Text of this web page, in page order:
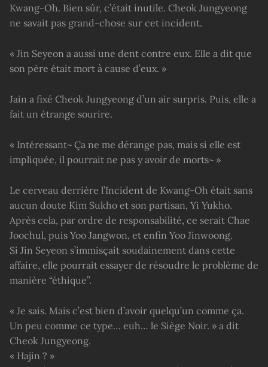
Kwang-Oh. Bien sûr, c’était inutile. Cheok Jungyeong
ne savait pas grand-chose sur cet incident.
« Jin Seyeon a aussi une dent contre eux. Elle a dit que
son père était mort à cause d’eux. »
Jain a fixé Cheok Jungyeong d’un air surpris. Puis, elle a
fait un étrange sourire.
« Intéressant~ Ça ne me dérange pas, mais si elle est
impliquée, il pourrait ne pas y avoir de morts~ »
Le cerveau derrière l’Incident de Kwang-Oh était sans
aucun doute Kim Sukho et son partisan, Yi Yukho.
Après cela, par ordre de responsabilité, ce serait Chae
Joochul, puis Yoo Jangwon, et enfin Yoo Jinwoong.
Si Jin Seyeon s’immisçait soudainement dans cette
affaire, elle pourrait essayer de résoudre le problème de
manière “éthique”.
« Je sais. Mais c’est bien d’avoir quelqu’un comme ça.
Un peu comme ce type… euh… le Siège Noir. » a dit
Cheok Jungyeong.
« Hajin ? »